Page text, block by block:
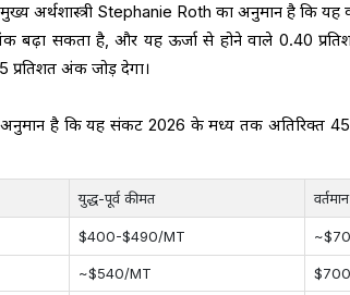
अर्थशास्त्री Stephanie Roth का अनुमान है कि यह
बढ़ा सकता है, और यह ऊर्जा से होने वाले 0.40
प्रतिशत अंक जोड़ देगा।
अनुमान है कि यह संकट 2026 के मध्य तक अतिरिक्त
युद्ध-पूर्व कीमत
$400-$490/MT
~$540/MT